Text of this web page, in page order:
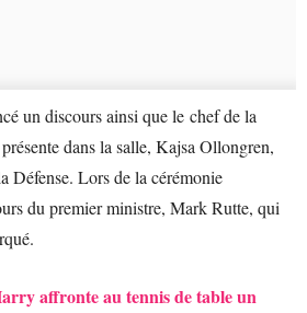
un discours ainsi que le chef de la
dans la salle, Kajsa Ollongren,
Défense. Lors de la cérémonie
du premier ministre, Mark Rutte, qui
affronte au tennis de table un